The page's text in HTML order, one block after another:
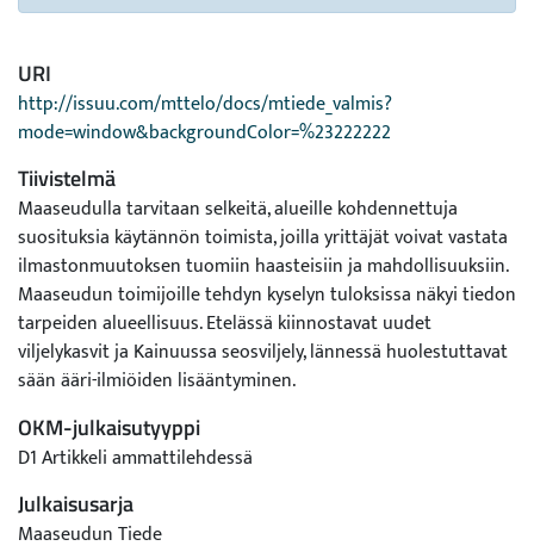
URI
http://issuu.com/mttelo/docs/mtiede_valmis?
mode=window&backgroundColor=%23222222
Tiivistelmä
Maaseudulla tarvitaan selkeitä, alueille kohdennettuja
suosituksia käytännön toimista, joilla yrittäjät voivat vastata
ilmastonmuutoksen tuomiin haasteisiin ja mahdollisuuksiin.
Maaseudun toimijoille tehdyn kyselyn tuloksissa näkyi tiedon
tarpeiden alueellisuus. Etelässä kiinnostavat uudet
viljelykasvit ja Kainuussa seosviljely, lännessä huolestuttavat
sään ääri-ilmiöiden lisääntyminen.
OKM-julkaisutyyppi
D1 Artikkeli ammattilehdessä
Julkaisusarja
Maaseudun Tiede